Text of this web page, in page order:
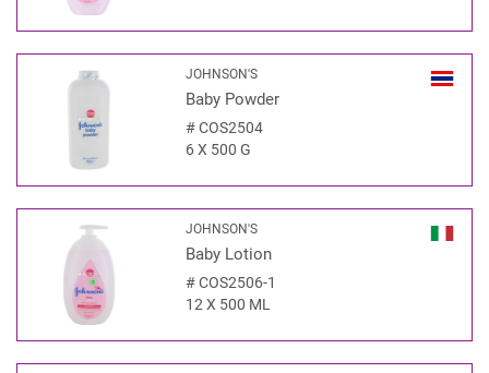
JOHNSON'S
Baby Powder
#COS2504
6 X 500 G
JOHNSON'S
Baby Lotion
#COS2506-1
12 X 500 ML